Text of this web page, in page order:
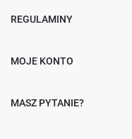
REGULAMINY
MOJE KONTO
MASZ PYTANIE?